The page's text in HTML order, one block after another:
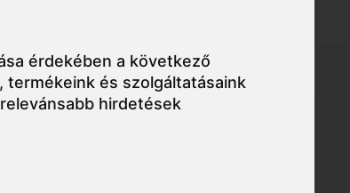
érdekében a következő
,termékeink és szolgáltatásaink
hirdetések